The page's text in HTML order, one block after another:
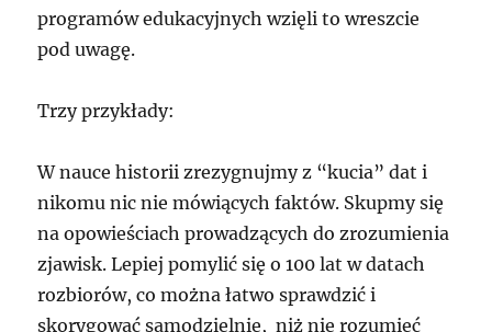
programów edukacyjnych wzięli to wreszcie
pod uwagę.
Trzy przykłady:
W nauce historii zrezygnujmy z “kucia” dat i
nikomu nic nie mówiących faktów. Skupmy się
na opowieściach prowadzących do zrozumienia
zjawisk. Lepiej pomylić się o 100 lat w datach
rozbiorów, co można łatwo sprawdzić i
skorygować samodzielnie, niż nie rozumieć